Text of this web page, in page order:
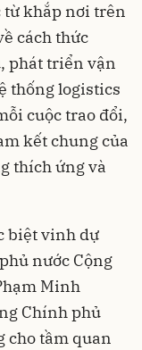
từ khắp nơi trên
cách thức
phát triển vận
thống logistics
cuộc trao đổi,
kết chung của
thích ứng và
biệt vinh dự
nước Cộng
Minh
Chính phủ
cho tầm quan